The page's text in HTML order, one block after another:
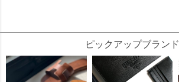
ピックアップブランド